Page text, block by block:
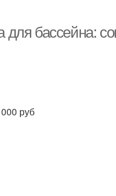
для бассейна:
руб